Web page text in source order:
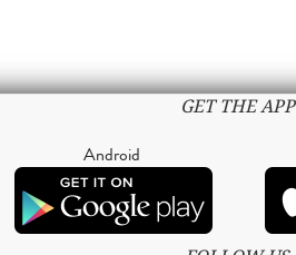
GET THE APP
Android